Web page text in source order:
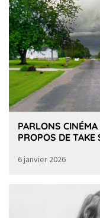
PARLONS
PROPOS DE TAKE
6 janvier 2026